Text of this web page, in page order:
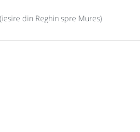
din Reghin spre Mures)